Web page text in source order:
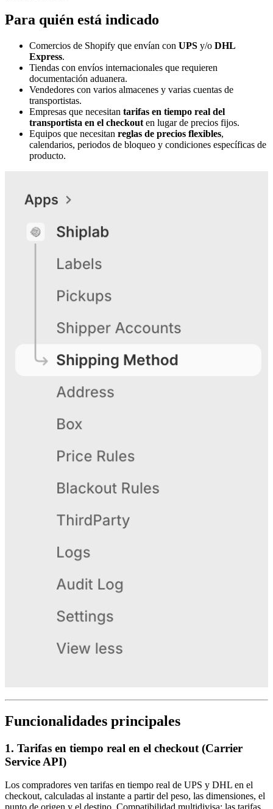
Para quién está indicado
Comercios de Shopify que envían con UPS y/o DHL
Express.
Tiendas con envíos internacionales que requieren
documentación aduanera.
Vendedores con varios almacenes y varias cuentas de
transportistas.
Empresas que necesitan tarifas en tiempo real del
transportista en el checkout en lugar de precios fijos.
Equipos que necesitan reglas de precios flexibles,
calendarios, periodos de bloqueo y condiciones específicas de
producto.
Funcionalidades principales
1. Tarifas en tiempo real en el checkout (Carrier
Service API)
Los compradores ven tarifas en tiempo real de UPS y DHL en el
checkout, calculadas al instante a partir del peso, las dimensiones, el